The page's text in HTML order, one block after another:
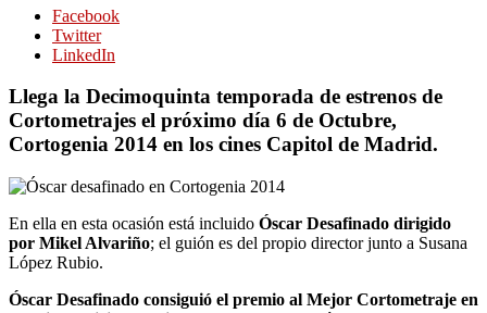
Facebook
Twitter
LinkedIn
Llega la Decimoquinta temporada de estrenos de
Cortometrajes el próximo día 6 de Octubre,
Cortogenia 2014 en los cines Capitol de Madrid.
En ella en esta ocasión está incluido Óscar Desafinado dirigido
por Mikel Alvariño; el guión es del propio director junto a Susana
López Rubio.
Óscar Desafinado consiguió el premio al Mejor Cortometraje en